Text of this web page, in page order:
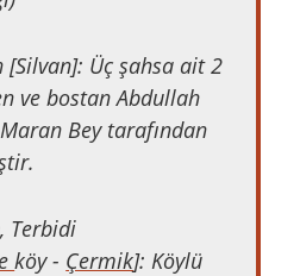
[Silvan]: Üç şahsa ait 2
ve bostan Abdullah
Bey tarafından
Terbidi
köy - Çermik]: Köylü